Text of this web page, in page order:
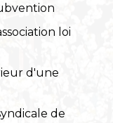
loi
d'une
de